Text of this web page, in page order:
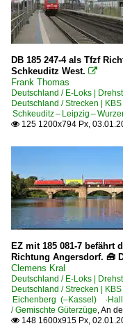
DB 185 247-4 als Tfzf
Schkeuditz West. 
Frank Thomas
Deutschland / E-Loks |
Deutschland / Strecken |
Schkeuditz – Leipzig –
 125 1200x794 Px,
EZ mit 185 081-7 befährt
Richtung Angersdorf. 🧰
Clemens Kral
Deutschland / E-Loks |
Deutschland / Strecken |
Eichenberg (–Kassel)
/ Gemischte Güterzüge,An
 148 1600x915 Px,